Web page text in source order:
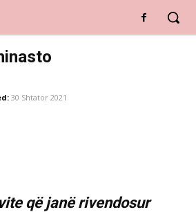
30 Shtator 2021
që janë rivendosur